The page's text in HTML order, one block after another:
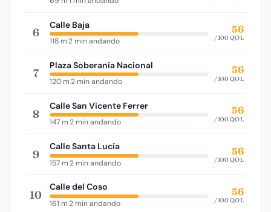
6
Calle Baja
118 m·2 min andando
56
/100 QOL
7
Plaza Soberanía Nacional
120 m·2 min andando
56
/100 QOL
8
Calle San Vicente Ferrer
147 m·2 min andando
56
/100 QOL
9
Calle Santa Lucía
157 m·2 min andando
56
/100 QOL
10
Calle del Coso
161 m·2 min andando
56
/100 QOL